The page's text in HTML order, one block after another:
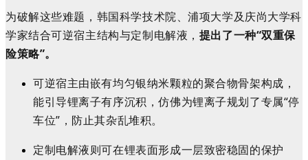
为破解这些难题，韩国科学技术院、浦项大学及庆尚大学科
学家结合可逆宿主结构与定制电解液， 提出了一种“双重保
险策略”。
可逆宿主由嵌有均匀银纳米颗粒的聚合物骨架构成，
能引导锂离子有序沉积，仿佛为锂离子规划了专属“停
车位”，防止其杂乱堆积。
定制电解液则可在锂表面形成一层致密稳固的保护